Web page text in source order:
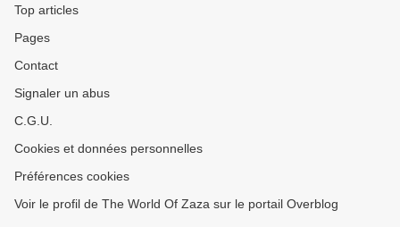
Top articles
Pages
Contact
Signaler un abus
C.G.U.
Cookies et données personnelles
Préférences cookies
Voir le profil de The World Of Zaza sur le portail Overblog